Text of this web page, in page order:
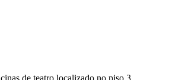
de teatro localizado no piso 3